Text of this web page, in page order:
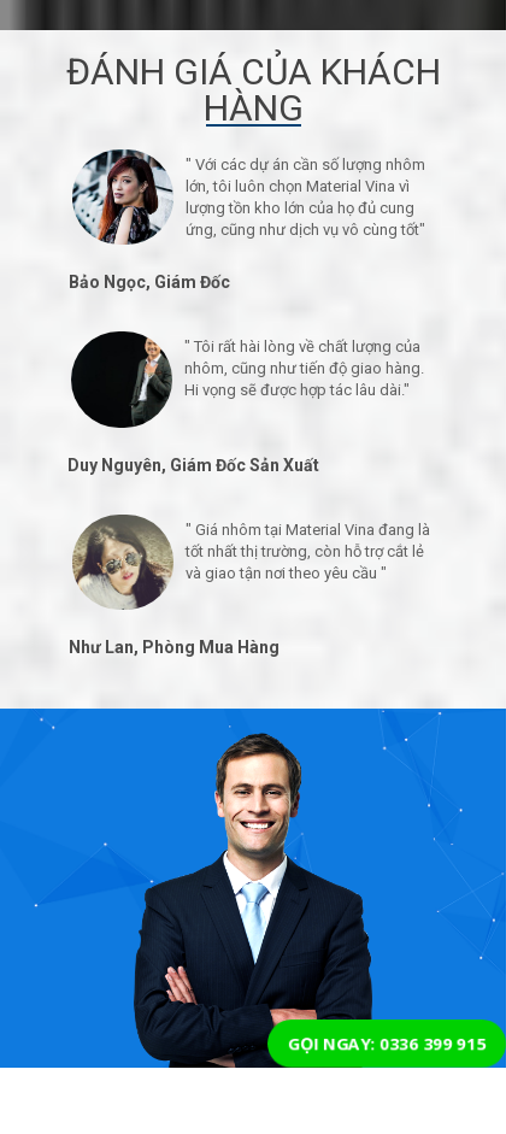
GỌI NGAY: 0336 399 915
" Tôi rất hài lòng về chất lượng của
nhôm, cũng như tiến độ giao hàng.
Hi vọng sẽ được hợp tác lâu dài."
Duy Nguyên, Giám Đốc Sản Xuất
" Giá nhôm tại Material Vina đang là
tốt nhất thị trường, còn hỗ trợ cắt lẻ
và giao tận nơi theo yêu cầu "
Như Lan, Phòng Mua Hàng
" Với các dự án cần số lượng nhôm
lớn, tôi luôn chọn Material Vina vì
lượng tồn kho lớn của họ đủ cung
ứng, cũng như dịch vụ vô cùng tốt"
Bảo Ngọc, Giám Đốc
ĐÁNH GIÁ CỦA KHÁCH
HÀNG